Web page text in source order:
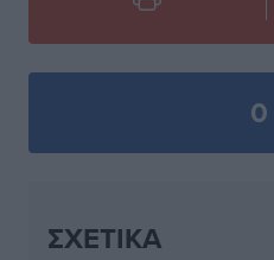
0
ΣΧΕΤΙΚΆ